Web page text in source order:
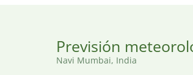
Previsión
Navi Mumbai, India